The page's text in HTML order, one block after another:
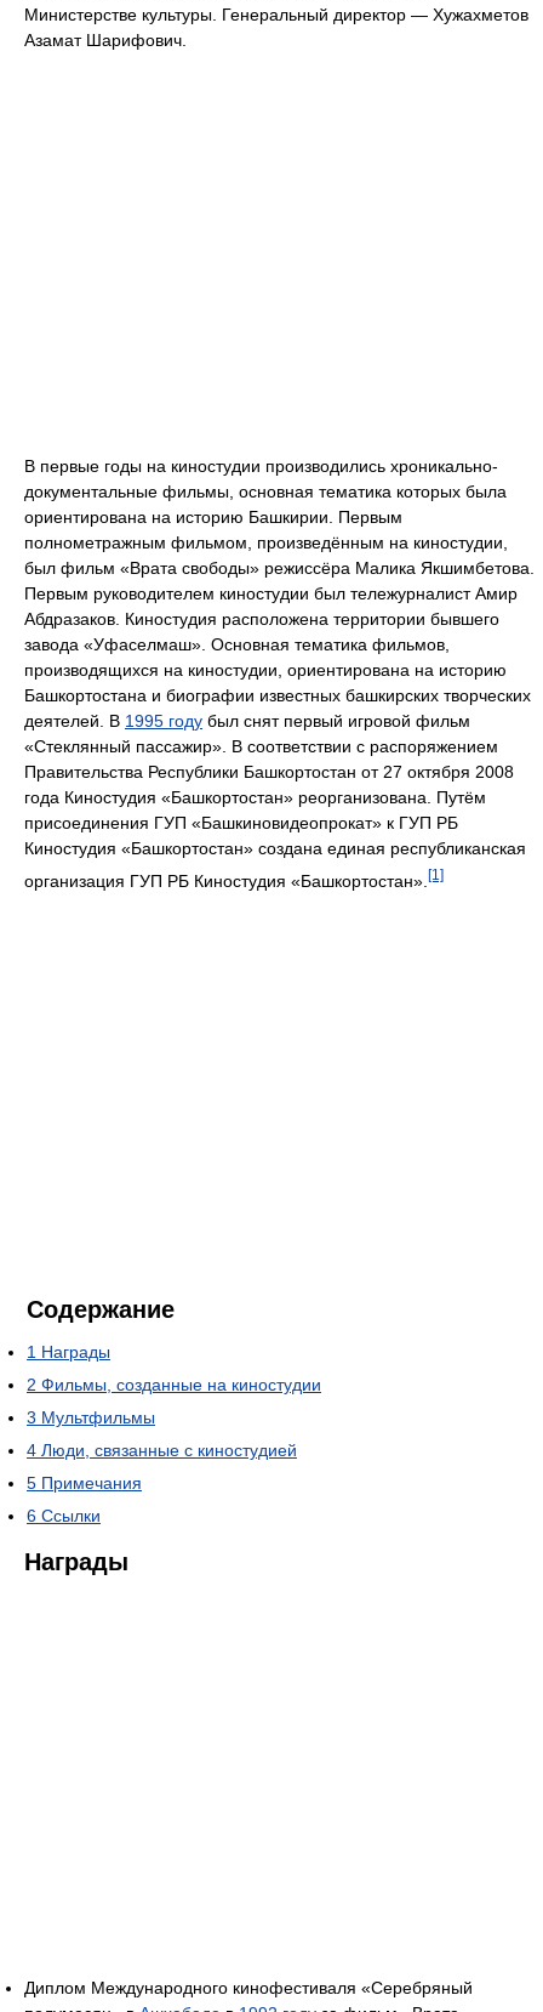
Министерстве культуры. Генеральный директор — Хужахметов
Азамат Шарифович.
В первые годы на киностудии производились хроникально-
документальные фильмы, основная тематика которых была
ориентирована на историю Башкирии. Первым
полнометражным фильмом, произведённым на киностудии,
был фильм «Врата свободы» режиссёра Малика Якшимбетова.
Первым руководителем киностудии был тележурналист Амир
Абдразаков. Киностудия расположена территории бывшего
завода «Уфаселмаш». Основная тематика фильмов,
производящихся на киностудии, ориентирована на историю
Башкортостана и биографии известных башкирских творческих
деятелей. В 1995 году был снят первый игровой фильм
«Стеклянный пассажир». В соответствии с распоряжением
Правительства Республики Башкортостан от 27 октября 2008
года Киностудия «Башкортостан» реорганизована. Путём
присоединения ГУП «Башкиновидеопрокат» к ГУП РБ
Киностудия «Башкортостан» создана единая республиканская
организация ГУП РБ Киностудия «Башкортостан». [1]
Содержание
1 Награды
2 Фильмы, созданные на киностудии
3 Мультфильмы
4 Люди, связанные с киностудией
5 Примечания
6 Ссылки
Награды
Диплом Международного кинофестиваля «Серебряный